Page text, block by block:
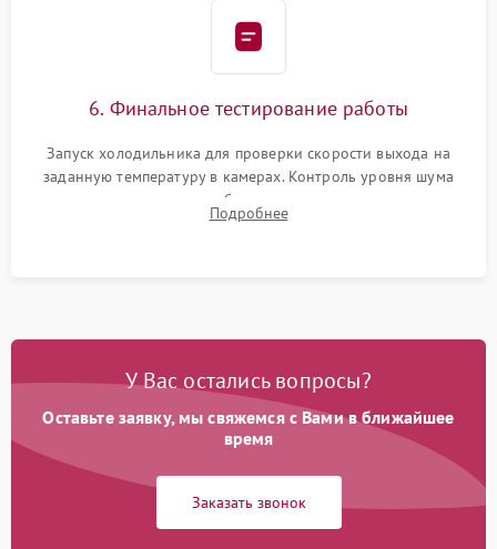
6. Финальное тестирование работы
Запуск холодильника для проверки скорости выхода на
заданную температуру в камерах. Контроль уровня шума
компрессора, отсутствия обмерзания стенок и корректного
срабатывания системы автоматической оттайки.
Подробнее
У Вас остались вопросы?
Оставьте заявку, мы свяжемся с Вами в ближайшее
время
Заказать звонок